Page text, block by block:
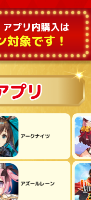
プリ内購入は
対象です！
アークナイツ
アズールレーン